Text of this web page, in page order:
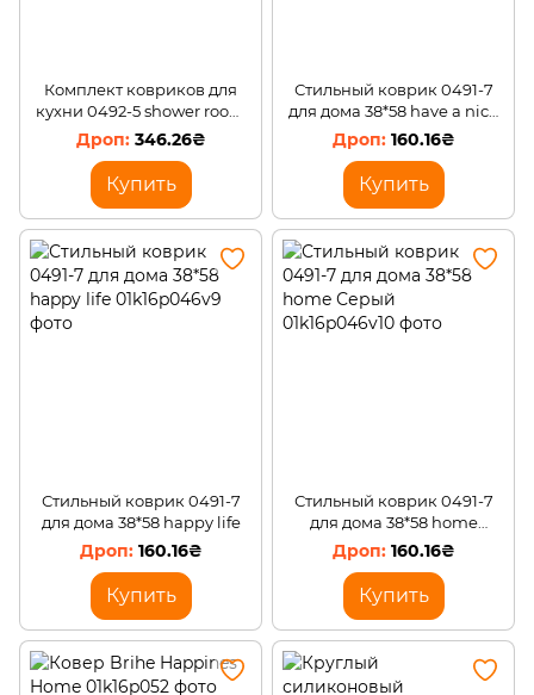
Комплект ковриков для
кухни 0492-5 shower room
Синий
346.26₴
Купить
Стильный коврик 0491-7
для дома 38*58 have a nice
day
160.16₴
Купить
Стильный коврик 0491-7
для дома 38*58 happy life
160.16₴
Купить
Стильный коврик 0491-7
для дома 38*58 home
Серый
160.16₴
Купить